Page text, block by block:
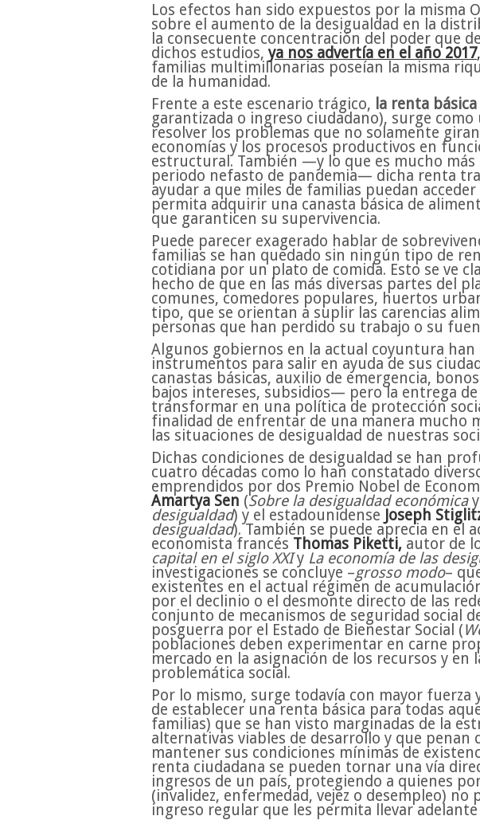
Los efectos han sido expuestos por la misma
sobre el aumento de la desigualdad en la
la consecuente concentración del poder que
dichos estudios,ya nos advertía en el año 2017,
familias multimillonarias poseían la misma
de la humanidad.
Frente a este escenario trágico, la renta
garantizada o ingreso ciudadano), surge
resolver los problemas que no solamente
economías y los procesos productivos en
estructural. También —y lo que es mucho
periodo nefasto de pandemia— dicha renta
ayudar a que miles de familias puedan
permita adquirir una canasta básica de
que garanticen su supervivencia.
Puede parecer exagerado hablar de
familias se han quedado sin ningún tipo de
cotidiana por un plato de comida. Esto se ve
hecho de que en las más diversas partes del
comunes, comedores populares, huertos
tipo, que se orientan a suplir las carencias
personas que han perdido su trabajo o su
Algunos gobiernos en la actual coyuntura han
instrumentos para salir en ayuda de sus
canastas básicas, auxilio de emergencia,
bajos intereses, subsidios— pero la entrega
transformar en una política de protección
finalidad de enfrentar de una manera mucho
las situaciones de desigualdad de nuestras
Dichas condiciones de desigualdad se han
cuatro décadas como lo han constatado
emprendidos por dos Premio Nobel de
Amartya Sen (Sobre la desigualdad económicay
desigualdad) y el estadounidense Joseph
desigualdad). También se puede aprecia en el
economista francés Thomas Piketti, autor de
capital en el siglo XXIy La economía de las
investigaciones se concluye –grosso modo–
existentes en el actual régimen de
por el declinio o el desmonte directo de las
conjunto de mecanismos de seguridad social
posguerra por el Estado de Bienestar Social (
poblaciones deben experimentar en carne
mercado en la asignación de los recursos y en
problemática social.
Por lo mismo, surge todavía con mayor
de establecer una renta básica para todas
familias) que se han visto marginadas de la
alternativas viables de desarrollo y que penan
mantener sus condiciones mínimas de
renta ciudadana se pueden tornar una vía
ingresos de un país, protegiendo a quienes
(invalidez, enfermedad, vejez o desempleo) no
ingreso regular que les permita llevar